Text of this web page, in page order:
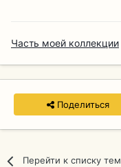
Часть моей коллекции
Поделиться
Перейти к списку тем